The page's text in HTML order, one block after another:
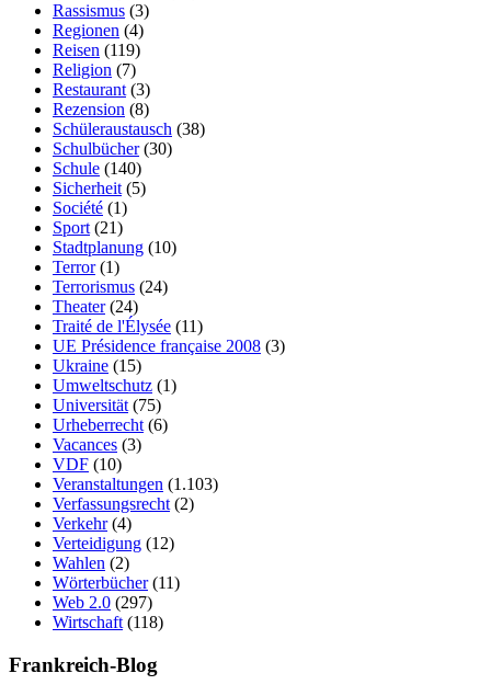
Rassismus (3)
Regionen (4)
Reisen (119)
Religion (7)
Restaurant (3)
Rezension (8)
Schüleraustausch (38)
Schulbücher(30)
Schule (140)
Sicherheit (5)
Société (1)
Sport (21)
Stadtplanung (10)
Terror(1)
Terrorismus (24)
Theater(24)
Traité de l'Élysée (11)
UE Présidence française 2008 (3)
Ukraine (15)
Umweltschutz (1)
Universität (75)
Urheberrecht (6)
Vacances (3)
VDF (10)
Veranstaltungen (1.103)
Verfassungsrecht (2)
Verkehr(4)
Verteidigung (12)
Wahlen (2)
Wörterbücher(11)
Web 2.0 (297)
Wirtschaft (118)
Frankreich-Blog